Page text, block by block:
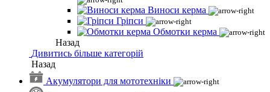
Виноси керма
Гріпси
Обмотки керма
Назад
Дивитись більше категорій
Назад
Акумулятори для мототехніки